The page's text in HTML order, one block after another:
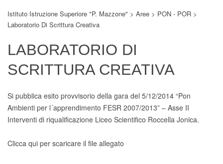
Potenziamoci
Istituto Istruzione Superiore "P. Mazzone" > Aree > PON - POR >
Laboratorio Di Scrittura Creativa
LABORATORIO DI
SCRITTURA CREATIVA
Si pubblica esito provvisorio della gara del 5/12/2014 “Pon
Ambienti per l´apprendimento FESR 2007/2013” – Asse II
Interventi di riqualificazione Liceo Scientifico Roccella Jonica.
Clicca qui per scaricare il file allegato